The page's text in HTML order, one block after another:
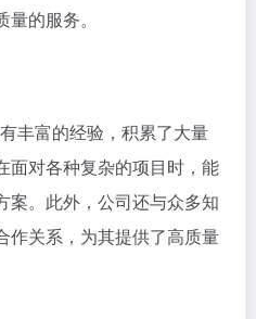
的服务。
丰富的经验，积累了大量
面对各种复杂的项目时，能
案。此外，公司还与众多知
作关系，为其提供了高质量